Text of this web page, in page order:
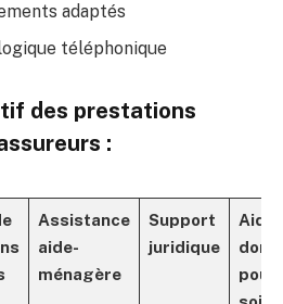
adaptés
téléphonique
des prestations
:
Assistance
aide-
ménagère
Support
juridique
Aide
pour